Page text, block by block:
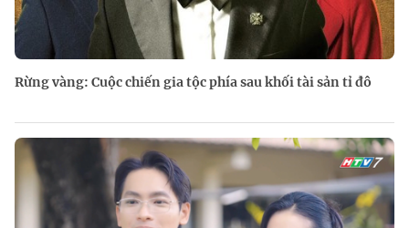
Rừng vàng: Cuộc chiến gia tộc phía sau khối tài sản tỉ đô